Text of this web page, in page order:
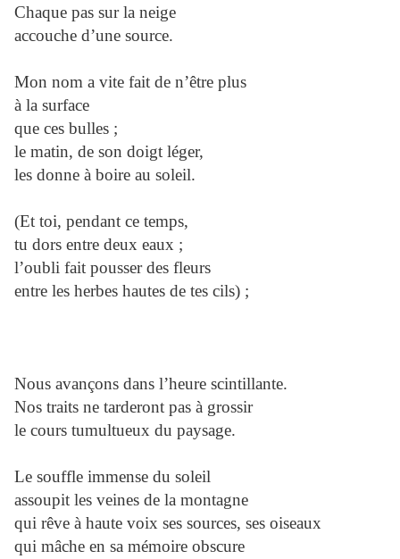
Chaque pas sur la neige
accouche d’une source.
Mon nom a vite fait de n’être plus
à la surface
que ces bulles ;
le matin, de son doigt léger,
les donne à boire au soleil.
(Et toi, pendant ce temps,
tu dors entre deux eaux ;
l’oubli fait pousser des fleurs
entre les herbes hautes de tes cils) ;
Nous avançons dans l’heure scintillante.
Nos traits ne tarderont pas à grossir
le cours tumultueux du paysage.
Le souffle immense du soleil
assoupit les veines de la montagne
qui rêve à haute voix ses sources, ses oiseaux
qui mâche en sa mémoire obscure